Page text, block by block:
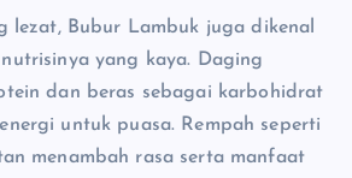
lezat, Bubur Lambuk juga dikenal
yang kaya. Daging
dan beras sebagai karbohidrat
untuk puasa. Rempah seperti
menambah rasa serta manfaat